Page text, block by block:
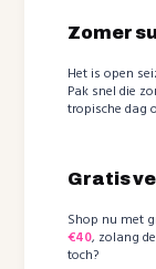
Zomer
Het is open
Pak snel die
tropische dag
Gratis
Shop nu met
€40, zolang
toch?